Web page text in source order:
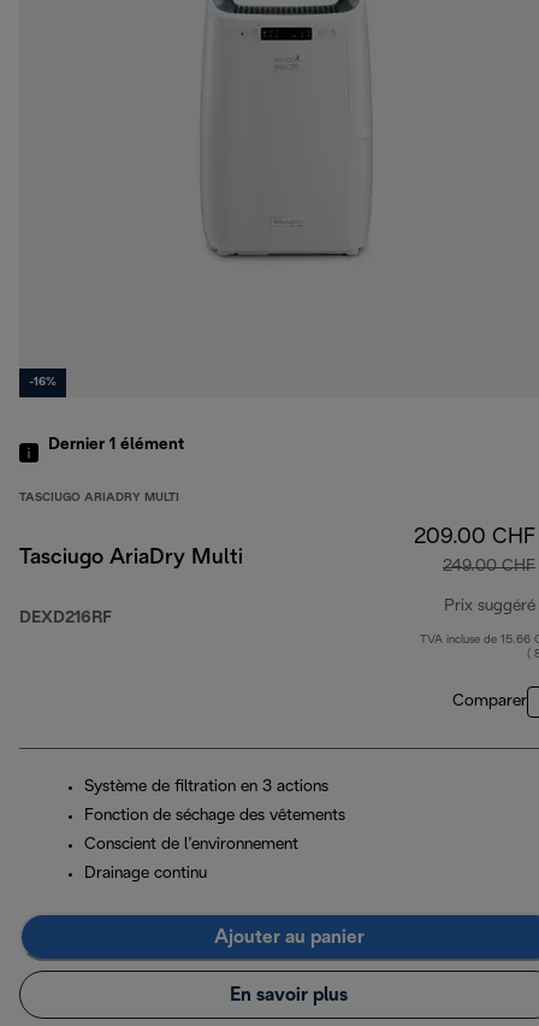
-16%
Dernier 1 élément
TASCIUGO ARIADRY MULTI
Tasciugo AriaDry Multi
DEXD216RF
209.00 CHF
249.00 CHF
Prix suggéré
TVA incluse de 15.66
(
Comparer
Système de filtration en 3 actions
Fonction de séchage des vêtements
Conscient de l’environnement
Drainage continu
Ajouter au panier
En savoir plus